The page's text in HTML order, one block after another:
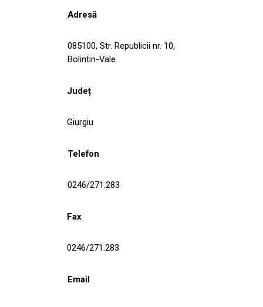
Adresă
085100, Str. Republicii nr. 10,
Bolintin-Vale
Județ
Giurgiu
Telefon
0246/271.283
Fax
0246/271.283
Email